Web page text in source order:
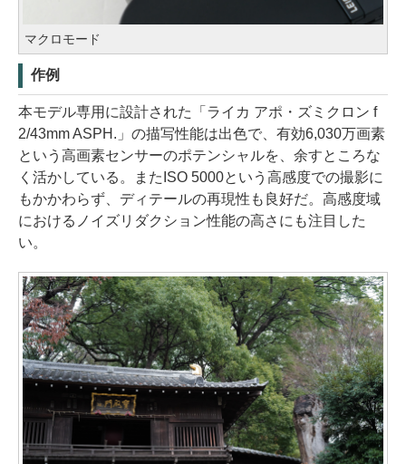
マクロモード
作例
本モデル専用に設計された「ライカ アポ・ズミクロン f
2/43mm ASPH.」の描写性能は出色で、有効6,030万画素
という高画素センサーのポテンシャルを、余すところな
く活かしている。またISO 5000という高感度での撮影に
もかかわらず、ディテールの再現性も良好だ。高感度域
におけるノイズリダクション性能の高さにも注目した
い。